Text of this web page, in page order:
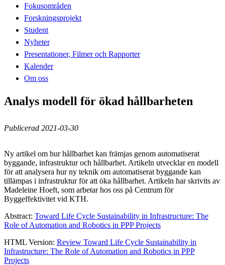
Fokusområden
Forskningsprojekt
Student
Nyheter
Presentationer, Filmer och Rapporter
Kalender
Om oss
Analys modell för ökad hållbarheten
Publicerad 2021-03-30
Ny artikel om hur hållbarhet kan främjas genom automatiserat
byggande, infrastruktur och hållbarhet. Artikeln utvecklar en modell
för att analysera hur ny teknik om automatiserat byggande kan
tillämpas i infrastruktur för att öka hållbarhet. Artikeln har skrivits av
Madeleine Hoeft, som arbetar hos oss på Centrum för
Byggeffektivitet vid KTH.
Abstract: Toward Life Cycle Sustainability in Infrastructure: The
Role of Automation and Robotics in PPP Projects
HTML Version: Review Toward Life Cycle Sustainability in
Infrastructure: The Role of Automation and Robotics in PPP
Projects